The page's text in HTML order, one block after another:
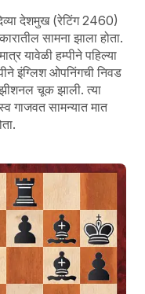
देशमुख (रेटिंग 2460)
सामना झाला होता.
यावेळी हम्पीने पहिल्या
इंग्लिश ओपनिंगची निवड
चूक झाली. त्या
गाजवत सामन्यात मात